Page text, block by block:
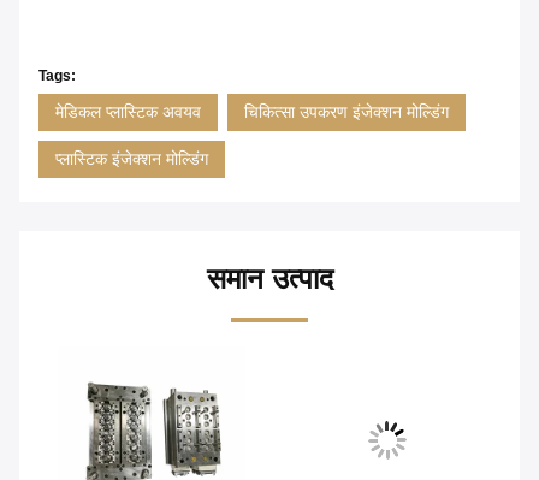
Tags:
मेडिकल प्लास्टिक अवयव चिकित्सा उपकरण इंजेक्शन मोल्डिंग
प्लास्टिक इंजेक्शन मोल्डिंग
समान उत्पाद